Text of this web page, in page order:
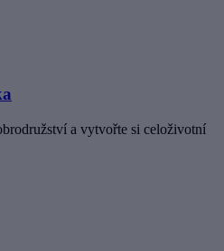
a vytvořte si celoživotní